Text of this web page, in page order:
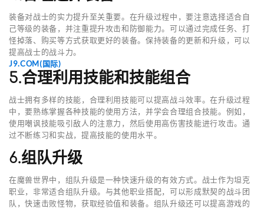
装备对战士的实力提升至关重要。在升级过程中，要注意选择适合自
己等级的装备，并注重提升攻击和防御能力。可以通过完成任务、打
怪掉落、购买等方式获取更好的装备。保持装备的更新和升级，可以
提高战士的战斗力。
J9.COM(国际)
5.合理利用技能和技能组合
战士拥有多样的技能，合理利用技能可以提高战斗效率。在升级过程
中，要熟练掌握各种技能的使用方法，并学会合理组合技能。例如，
使用嘲讽技能吸引敌人的注意力，然后使用高伤害技能进行攻击。通
过不断练习和实战，提高技能的使用水平。
6.组队升级
在魔兽世界中，组队升级是一种快速升级的有效方式。战士作为坦克
职业，非常适合组队升级。与其他职业搭配，可以形成默契的战斗团
队，快速击败怪物，获取经验值和装备。组队升级还可以提高游戏的